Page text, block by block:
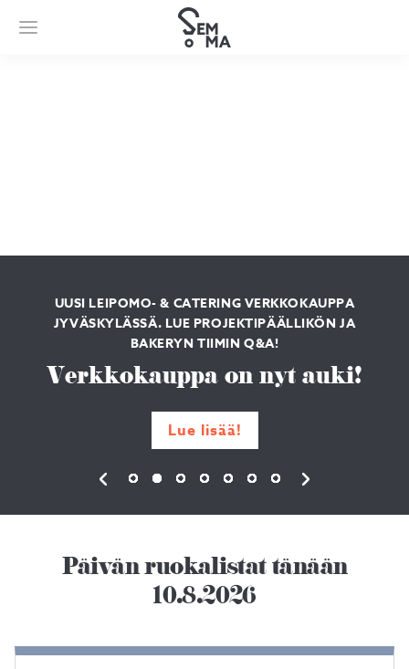
UUSI LEIPOMO- & CATERING VERKKOKAUPPA
JYVÄSKYLÄSSÄ. LUE PROJEKTIPÄÄLLIKÖN JA
BAKERYN TIIMIN Q&A!
Verkkokauppa on nyt auki!
Lue lisää!
Päivän ruokalistat tänään
10.8.2026